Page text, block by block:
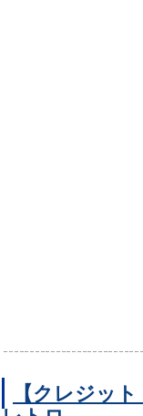
【クレジッ